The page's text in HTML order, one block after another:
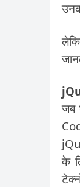
जब
के